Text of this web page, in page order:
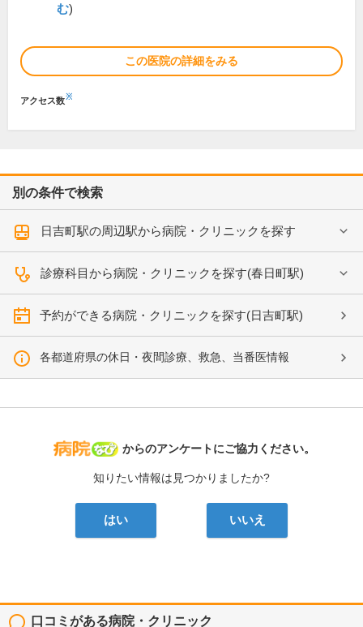
む)
この医院の詳細をみる
アクセス数※
別の条件で検索
日吉町駅の周辺駅から病院・クリニックを探す
診療科目から病院・クリニックを探す(春日町駅)
予約ができる病院・クリニックを探す(日吉町駅)
各都道府県の休日・夜間診療、救急、当番医情報
病院なび
からのアンケートにご協力ください。
知りたい情報は見つかりましたか?
はい いいえ
口コミがある病院・クリニック